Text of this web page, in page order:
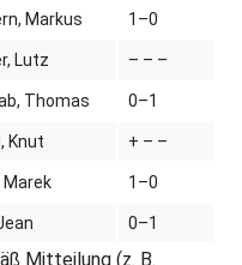
Markus 1–0
Lutz – – –
Thomas 0–1
Knut + – –
Marek 1–0
0–1
Mitteilung (z. B.